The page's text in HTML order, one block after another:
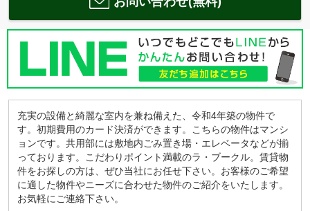
充実の設備と綺麗な室内を兼ね備えた、令和4年築の物件で
す。初期費用のカード決済ができます。こちらの物件はマンシ
ョンです。共用部には敷地内ごみ置き場・エレベータなどが揃
っております。こだわりポイント満載のラ・ブークル。賃貸物
件をお探しの方は、ぜひ当社にお任せ下さい。お客様のご希望
に適した物件やニーズに合わせた物件のご紹介をいたします。
お気軽にご連絡下さい。